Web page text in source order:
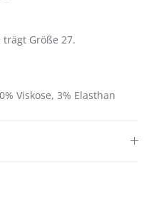
Größe 27.
Viskose, 3% Elasthan